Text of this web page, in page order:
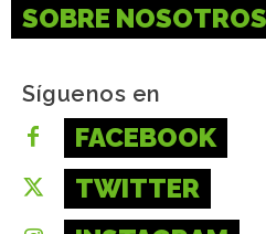
SOBRE NOSOTROS
Síguenos en
FACEBOOK
TWITTER